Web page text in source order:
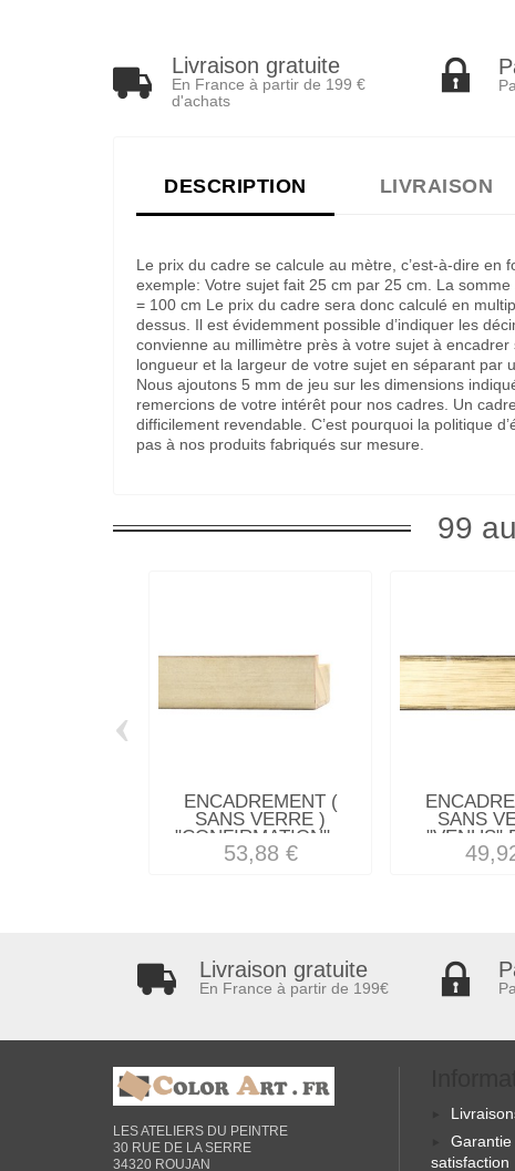
Livraison gratuite
En France à partir de 199 €
d'achats
DESCRIPTION LIVRAISON
Le prix du cadre se calcule au mètre, c’est-à-dire en
exemple: Votre sujet fait 25 cm par 25 cm. La
= 100 cm Le prix du cadre sera donc calculé en
dessus. Il est évidemment possible d’indiquer les
convienne au millimètre près à votre sujet à
longueur et la largeur de votre sujet en séparant par
Nous ajoutons 5 mm de jeu sur les dimensions
remercions de votre intérêt pour nos cadres. Un
difficilement revendable. C’est pourquoi la politique
pas à nos produits fabriqués sur mesure.
99
ENCADREMENT (
SANS VERRE )
"CONFIRMATION"...
53,88 €
SANS
"VENUS"
‹
Livraison gratuite
En France à partir de 199€
LES ATELIERS DU PEINTRE
30 RUE DE LA SERRE
34320 ROUJAN
Garantie
satisfaction